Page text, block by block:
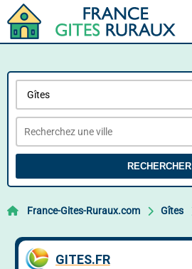
RECHERCHER
France-Gites-Ruraux.com Gîtes